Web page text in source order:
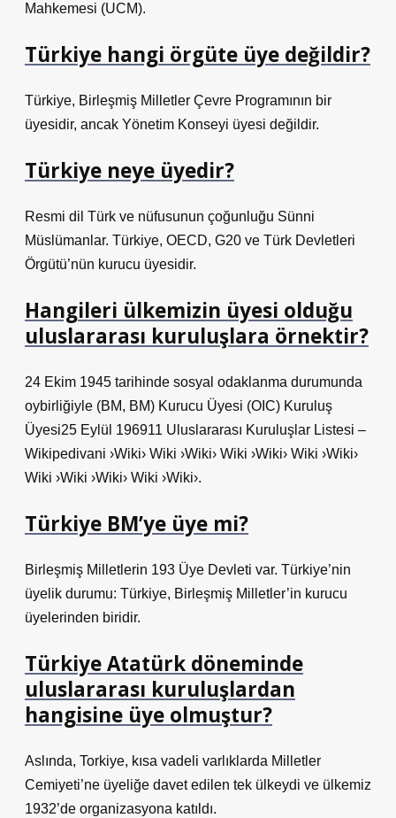
Mahkemesi (UCM).
Türkiye hangi örgüte üye değildir?
Türkiye, Birleşmiş Milletler Çevre Programının bir
üyesidir, ancak Yönetim Konseyi üyesi değildir.
Türkiye neye üyedir?
Resmi dil Türk ve nüfusunun çoğunluğu Sünni
Müslümanlar. Türkiye, OECD, G20 ve Türk Devletleri
Örgütü’nün kurucu üyesidir.
Hangileri ülkemizin üyesi olduğu
uluslararası kuruluşlara örnektir?
24 Ekim 1945 tarihinde sosyal odaklanma durumunda
oybirliğiyle (BM, BM) Kurucu Üyesi (OIC) Kuruluş
Üyesi25 Eylül 196911 Uluslararası Kuruluşlar Listesi –
Wikipedivani ›Wiki› Wiki ›Wiki› Wiki ›Wiki› Wiki ›Wiki›
Wiki ›Wiki ›Wiki› Wiki ›Wiki›.
Türkiye BM’ye üye mi?
Birleşmiş Milletlerin 193 Üye Devleti var. Türkiye’nin
üyelik durumu: Türkiye, Birleşmiş Milletler’in kurucu
üyelerinden biridir.
Türkiye Atatürk döneminde
uluslararası kuruluşlardan
hangisine üye olmuştur?
Aslında, Torkiye, kısa vadeli varlıklarda Milletler
Cemiyeti’ne üyeliğe davet edilen tek ülkeydi ve ülkemiz
1932’de organizasyona katıldı.